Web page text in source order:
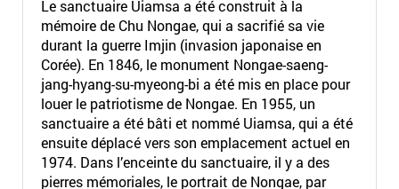
Le sanctuaire Uiamsa a été construit à la
mémoire de Chu Nongae, qui a sacrifié sa vie
durant la guerre Imjin (invasion japonaise en
Corée). En 1846, le monument Nongae-saeng-
jang-hyang-su-myeong-bi a été mis en place pour
louer le patriotisme de Nongae. En 1955, un
sanctuaire a été bâti et nommé Uiamsa, qui a été
ensuite déplacé vers son emplacement actuel en
1974. Dans l’enceinte du sanctuaire, il y a des
pierres mémoriales, le portrait de Nongae, par